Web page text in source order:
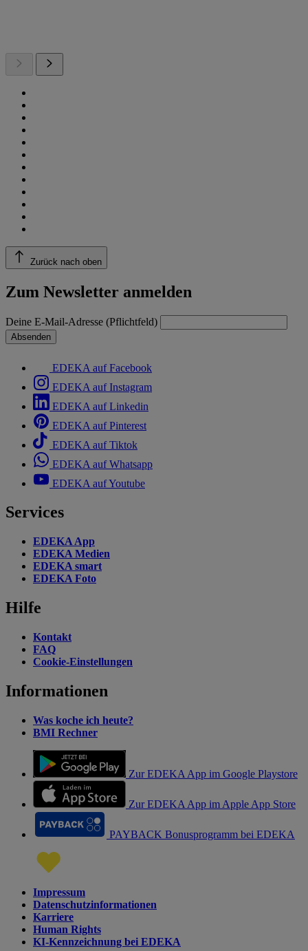
Zurück nach oben
Zum Newsletter anmelden
Deine E-Mail-Adresse (Pflichtfeld)
Absenden
EDEKA auf Facebook
EDEKA auf Instagram
EDEKA auf Linkedin
EDEKA auf Pinterest
EDEKA auf Tiktok
EDEKA auf Whatsapp
EDEKA auf Youtube
Services
EDEKA App
EDEKA Medien
EDEKA smart
EDEKA Foto
Hilfe
Kontakt
FAQ
Cookie-Einstellungen
Informationen
Was koche ich heute?
BMI Rechner
Zur EDEKA App im Google Playstore
Zur EDEKA App im Apple App Store
PAYBACK Bonusprogramm bei EDEKA
Impressum
Datenschutzinformationen
Karriere
Human Rights
KI-Kennzeichnung bei EDEKA